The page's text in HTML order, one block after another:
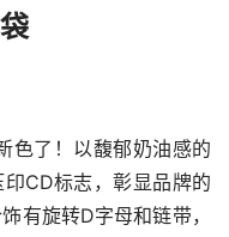
色了！以馥郁奶油感的
CD标志，彰显品牌的
有旋转D字母和链带，